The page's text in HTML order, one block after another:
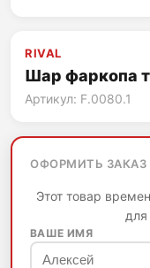
RIVAL
Шар фаркопа
Артикул: F.0080.1
ОФОРМИТЬ ЗАКАЗ
Этот товар
для
ВАШЕ ИМЯ